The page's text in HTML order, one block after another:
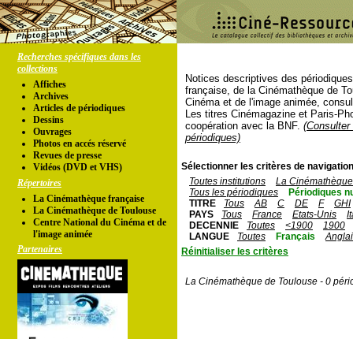
Recherches spécifiques dans les
collections
Affiches
Archives
Articles de périodiques
Dessins
Ouvrages
Photos en accés réservé
Revues de presse
Vidéos (DVD et VHS)
Répertoires
La Cinémathèque française
La Cinémathèque de Toulouse
Centre National du Cinéma et de
l'image animée
Partenaires
Notices descriptives des
française, de la Cinémathèque de
Cinéma et de l'image animée,
Les titres Cinémagazine et Paris-
coopération avec la BNF.
périodiques)
Sélectionner les critères de
Toutes institutions
La
Tous les périodiques
Périodiques
TITRE
Tous AB C DE F
GHI
PAYS
Tous France Etats-Unis
DECENNIE
Toutes <1900
1900
LANGUE
Toutes Français
Réinitialiser les critères
La Cinémathèque de Toulouse - 0